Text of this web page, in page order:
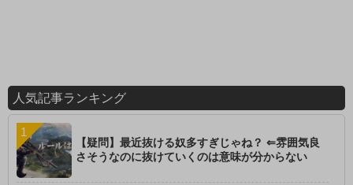
人気記事ランキング
【疑問】最近抜ける奴多すぎじゃね？ ⇐雰囲気良
さそうなのに抜けていくのは意味が分からない